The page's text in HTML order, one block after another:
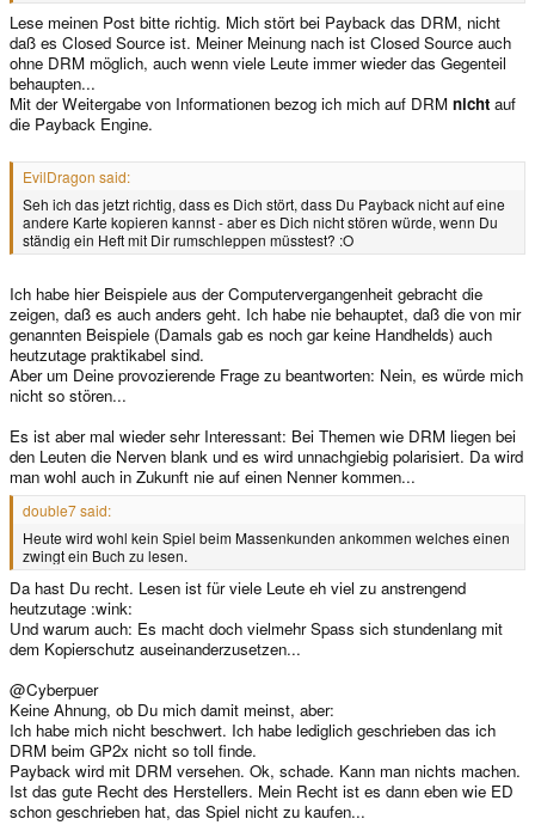
Lese meinen Post bitte richtig. Mich stört bei Payback das DRM, nicht
daß es Closed Source ist. Meiner Meinung nach ist Closed Source auch
ohne DRM möglich, auch wenn viele Leute immer wieder das Gegenteil
behaupten...
Mit der Weitergabe von Informationen bezog ich mich auf DRM nicht auf
die Payback Engine.
EvilDragon said:
Seh ich das jetzt richtig, dass es Dich stört, dass Du Payback nicht auf eine
andere Karte kopieren kannst - aber es Dich nicht stören würde, wenn Du
ständig ein Heft mit Dir rumschleppen müsstest? :O
Ich habe hier Beispiele aus der Computervergangenheit gebracht die
zeigen, daß es auch anders geht. Ich habe nie behauptet, daß die von mir
genannten Beispiele (Damals gab es noch gar keine Handhelds) auch
heutzutage praktikabel sind.
Aber um Deine provozierende Frage zu beantworten: Nein, es würde mich
nicht so stören...
Es ist aber mal wieder sehr Interessant: Bei Themen wie DRM liegen bei
den Leuten die Nerven blank und es wird unnachgiebig polarisiert. Da wird
man wohl auch in Zukunft nie auf einen Nenner kommen...
double7 said:
Heute wird wohl kein Spiel beim Massenkunden ankommen welches einen
zwingt ein Buch zu lesen.
Da hast Du recht. Lesen ist für viele Leute eh viel zu anstrengend
heutzutage :wink:
Und warum auch: Es macht doch vielmehr Spass sich stundenlang mit
dem Kopierschutz auseinanderzusetzen...
@Cyberpuer
Keine Ahnung, ob Du mich damit meinst, aber:
Ich habe mich nicht beschwert. Ich habe lediglich geschrieben das ich
DRM beim GP2x nicht so toll finde.
Payback wird mit DRM versehen. Ok, schade. Kann man nichts machen.
Ist das gute Recht des Herstellers. Mein Recht ist es dann eben wie ED
schon geschrieben hat, das Spiel nicht zu kaufen...